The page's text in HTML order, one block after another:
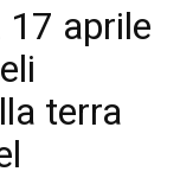
aprile
terra